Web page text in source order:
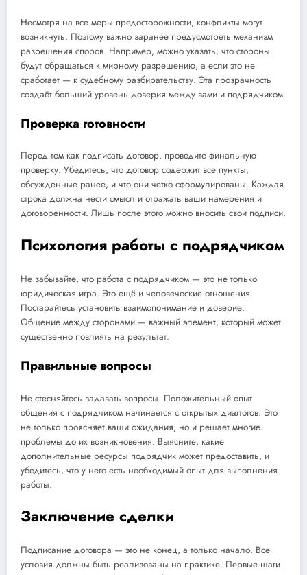
Несмотря на все меры предосторожности, конфликты могут
возникнуть. Поэтому важно заранее предусмотреть механизм
разрешения споров. Например, можно указать, что стороны
будут обращаться к мирному разрешению, а если это не
сработает — к судебному разбирательству. Эта прозрачность
создаёт больший уровень доверия между вами и подрядчиком.
Проверка готовности
Перед тем как подписать договор, проведите финальную
проверку. Убедитесь, что договор содержит все пункты,
обсужденные ранее, и что они четко сформулированы. Каждая
строка должна нести смысл и отражать ваши намерения и
договоренности. Лишь после этого можно вносить свои подписи.
Психология работы с подрядчиком
Не забывайте, что работа с подрядчиком — это не только
юридическая игра. Это ещё и человеческие отношения.
Постарайтесь установить взаимопонимание и доверие.
Общение между сторонами — важный элемент, который может
существенно повлиять на результат.
Правильные вопросы
Не стесняйтесь задавать вопросы. Положительный опыт
общения с подрядчиком начинается с открытых диалогов. Это
не только проясняет ваши ожидания, но и решает многие
проблемы до их возникновения. Выясните, какие
дополнительные ресурсы подрядчик может предоставить, и
убедитесь, что у него есть необходимый опыт для выполнения
работы.
Заключение сделки
Подписание договора — это не конец, а только начало. Все
условия должны быть реализованы на практике. Первые шаги